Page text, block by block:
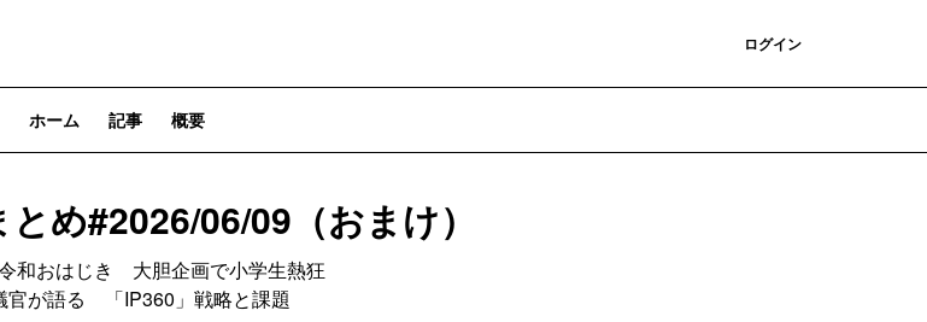
ログイン
ホーム 記事 概要
め#2026/06/09（おまけ）
和おはじき 大胆企画で小学生熱狂
官が語る 「IP360」戦略と課題